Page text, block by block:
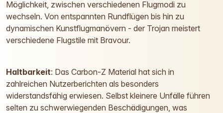
Möglichkeit, zwischen verschiedenen Flugmodi zu
wechseln. Von entspannten Rundflügen bis hin zu
dynamischen Kunstflugmanövern - der Trojan meistert
verschiedene Flugstile mit Bravour.
Haltbarkeit: Das Carbon-Z Material hat sich in
zahlreichen Nutzerberichten als besonders
widerstandsfähig erwiesen. Selbst kleinere Unfälle führen
selten zu schwerwiegenden Beschädigungen, was